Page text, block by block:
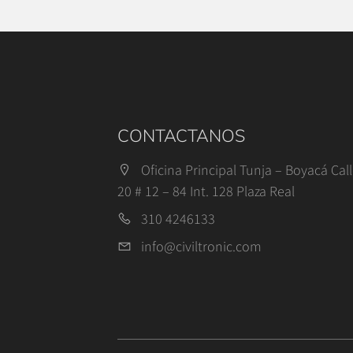
CONTACTANOS
Oficina Principal Tunja – Boyacá
20 # 12 – 84 Int. 128 Plaza Real
310 4246133
info@civiltronic.com